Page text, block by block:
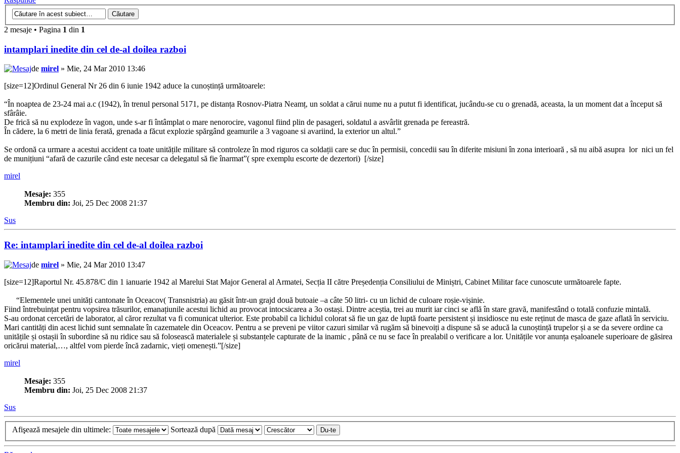
2 mesaje • Pagina 1 din 1
intamplari inedite din cel de-al doilea razboi
de mirel » Mie, 24 Mar 2010 13:46
[size=12]Ordinul General Nr 26 din 6 iunie 1942 aduce la cunoștință următoarele:
“În noaptea de 23-24 mai a.c (1942), în trenul personal 5171, pe distanța Rosnov-Piatra Neamț, un soldat a cărui nume nu a putut fi identificat, jucându-se cu o grenadă, aceasta, la un moment dat a început să
sfârâie.
De frică să nu explodeze în vagon, unde s-ar fi întâmplat o mare nenorocire, vagonul fiind plin de pasageri, soldatul a asvârlit grenada pe fereastră.
În cădere, la 6 metri de linia ferată, grenada a făcut explozie spărgând geamurile a 3 vagoane si avariind, la exterior un altul.”
Se ordonă ca urmare a acestui accident ca toate unitățile militare să controleze în mod riguros ca soldații care se duc în permisii, concedii sau în diferite misiuni în zona interioară , să nu aibă asupra lor nici un fel
de munițiuni “afară de cazurile când este necesar ca delegatul să fie înarmat”( spre exemplu escorte de dezertori) [/size]
mirel
Mesaje: 355
Membru din: Joi, 25 Dec 2008 21:37
Sus
Re: intamplari inedite din cel de-al doilea razboi
de mirel » Mie, 24 Mar 2010 13:47
[size=12]Raportul Nr. 45.878/C din 1 ianuarie 1942 al Marelui Stat Major General al Armatei, Secția II către Președenția Consiliului de Miniștri, Cabinet Militar face cunoscute următoarele fapte.
“Elementele unei unități cantonate în Oceacov( Transnistria) au găsit într-un grajd două butoaie –a câte 50 litri- cu un lichid de culoare roșie-vișinie.
Fiind întrebuințat pentru vopsirea trăsurilor, emanațiunile acestui lichid au provocat intocsicarea a 3o ostași. Dintre aceștia, trei au murit iar cinci se află în stare gravă, manifestând o totală confuzie mintală.
S-au ordonat cercetări de laborator, al căror rezultat va fi comunicat ulterior. Este probabil ca lichidul colorat să fie un gaz de luptă foarte persistent și insidiosce nu este reținut de masca de gaze aflată în serviciu.
Mari cantități din acest lichid sunt semnalate în cazematele din Oceacov. Pentru a se preveni pe viitor cazuri similar vă rugăm să binevoiți a dispune să se aducă la cunoștință trupelor și a se da severe ordine ca
unitățile și ostașii în subordine să nu ridice sau să folosească materialele și substanțele capturate de la inamic , până ce nu se face în prealabil o verificare a lor. Unitățile vor anunța eșaloanele superioare de găsirea
oricărui material,…, altfel vom pierde încă zadarnic, vieți omenești.”[/size]
mirel
Mesaje: 355
Membru din: Joi, 25 Dec 2008 21:37
Sus
Afişează mesajele din ultimele: Sortează după